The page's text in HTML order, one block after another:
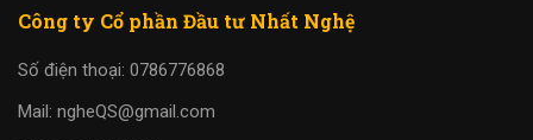
Công ty Cổ phần Đầu tư Nhất Nghệ
Số điện thoại: 0786776868
Mail: ngheQS@gmail.com